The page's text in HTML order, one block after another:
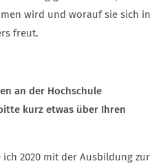
wird und worauf sie sich in
freut.
an der Hochschule
kurz etwas über Ihren
2020 mit der Ausbildung zur